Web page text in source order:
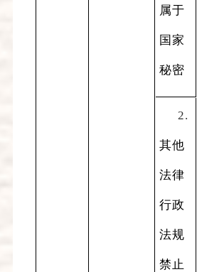
属于
国家
秘密
2.
其他
法律
行政
法规
禁止